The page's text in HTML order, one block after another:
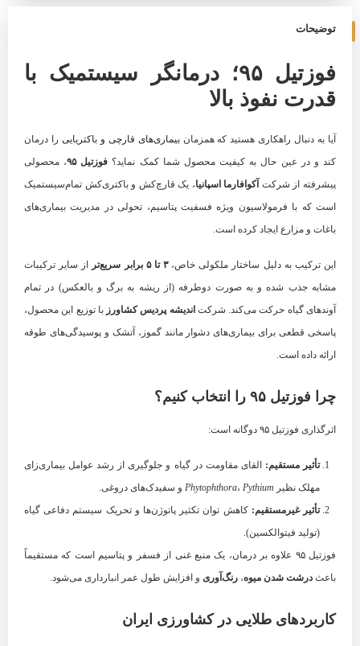
توضیحات
فوزتیل ۹۵؛ درمانگر سیستمیک با
قدرت نفوذ بالا
آیا به دنبال راهکاری هستید که همزمانبیماری‌های قارچی و باکتریایی را درمان
کند و در عین حال به کیفیت محصول شما کمک نماید؟ فوزتیل ۹۵
، محصولی
پیشرفته از شرکت آکوافارما اسپانیا، یک قارچ‌کش و باکتری‌کش تمام‌سیستمیک
است که با فرمولاسیون ویژه فسفیت پتاسیم، تحولی در مدیریت بیماری‌های
باغات و مزارع ایجاد کرده است.
این ترکیب به دلیل ساختار ملکولی خاص،۳ تا ۵ برابر سریع‌تر
از سایر ترکیبات
مشابه جذب شده و به صورت دوطرفه (از ریشه به برگ و بالعکس) در تمام
آوندهای گیاه حرکت می‌کند. شرکت اندیشه پردیس کشاورز با توزیع این محصول،
پاسخی قطعی برای بیماری‌های دشوار مانند گموز، آتشک و پوسیدگی‌های طوقه
ارائه داده است.
چرا فوزتیل ۹۵ را انتخاب کنیم؟
اثرگذاری فوزتیل ۹۵ دوگانه است:
تأثیر مستقیم: القای مقاومت در گیاه و جلوگیری از رشد عوامل بیماری‌زای
مهلک نظیر
Phytophthora، Pythium
و سفیدک‌های دروغی.
تأثیر غیرمستقیم: کاهش توان تکثیر پاتوژن‌ها و تحریک سیستم دفاعی گیاه
(تولید فیتوالکسین).
فوزتیل ۹۵ علاوه بر درمان، یک منبع غنی از فسفر و پتاسیم است که مستقیماً
باعث درشت شدن میوه، رنگ‌آوری و افزایش طول عمر انبارداری می‌شود.
کاربردهای طلایی در کشاورزی ایران